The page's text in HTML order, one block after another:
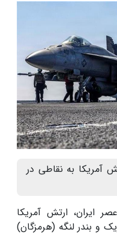
آمریکا به نقاطی در
ایران، ارتش آمریکا
و بندر لنگه (هرمزگان)